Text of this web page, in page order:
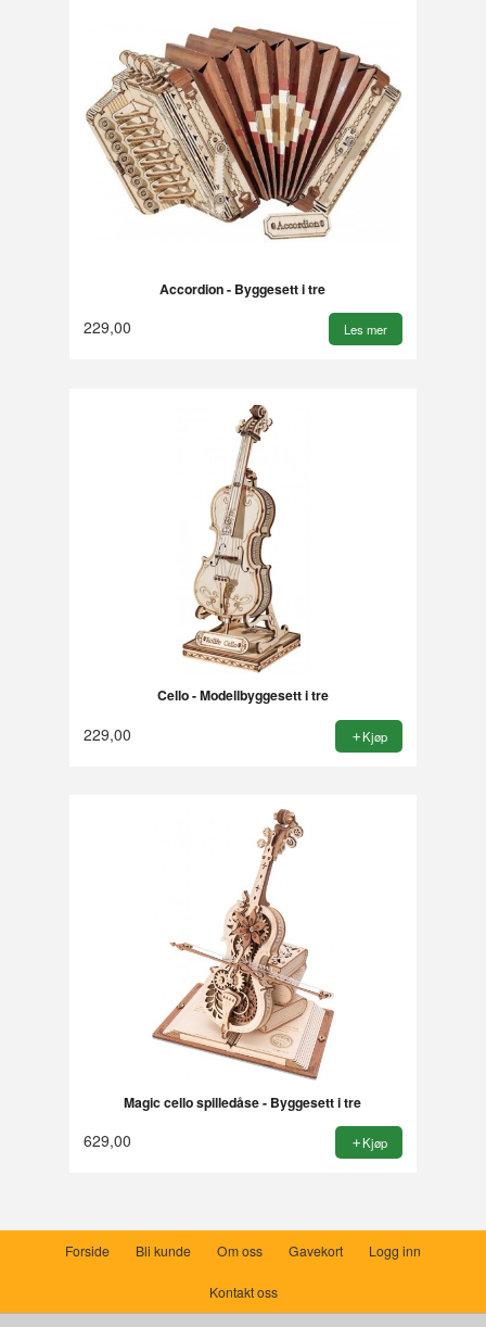
Accordion - Byggesett i tre
229,00 Les mer
Cello - Modellbyggesett i tre
229,00 Kjøp
Magic cello spilledåse - Byggesett i tre
629,00 Kjøp
Forside Bli kunde Om oss Gavekort Logg inn
Kontakt oss